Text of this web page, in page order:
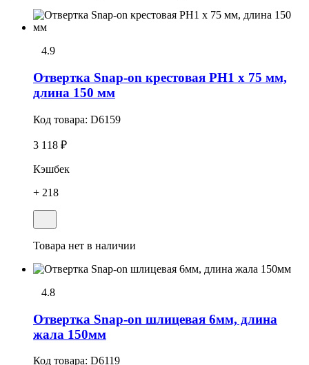
4.9
Отвертка Snap-on крестовая РН1 х 75 мм,
длина 150 мм
Код товара: D6159
3 118 ₽
Кэшбек
+ 218
Товара нет в наличии
4.8
Отвеpтка Snap-on шлицевая 6мм, длина
жала 150мм
Код товара: D6119